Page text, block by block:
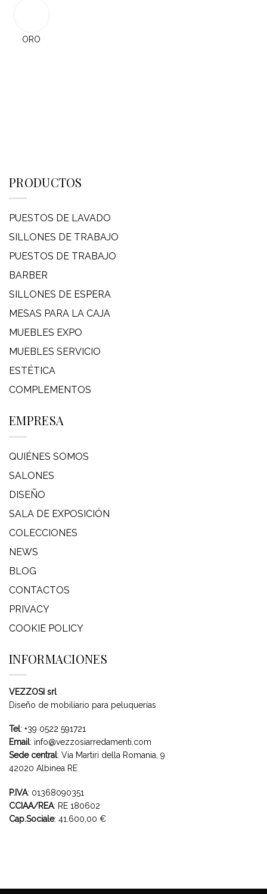
ORO
PRODUCTOS
PUESTOS DE LAVADO
SILLONES DE TRABAJO
PUESTOS DE TRABAJO
BARBER
SILLONES DE ESPERA
MESAS PARA LA CAJA
MUEBLES EXPO
MUEBLES SERVICIO
ESTÉTICA
COMPLEMENTOS
EMPRESA
QUIÉNES SOMOS
SALONES
DISEÑO
SALA DE EXPOSICIÓN
COLECCIONES
NEWS
BLOG
CONTACTOS
PRIVACY
COOKIE POLICY
INFORMACIONES
VEZZOSI srl
Diseño de mobiliario para peluquerías
Tel: +39 0522 591721
Email: info@vezzosiarredamenti.com
Sede central: Via Martiri della Romania, 9
42020 Albinea RE
P.IVA: 01368090351
CCIAA/REA: RE 180602
Cap.Sociale: 41.600,00 €